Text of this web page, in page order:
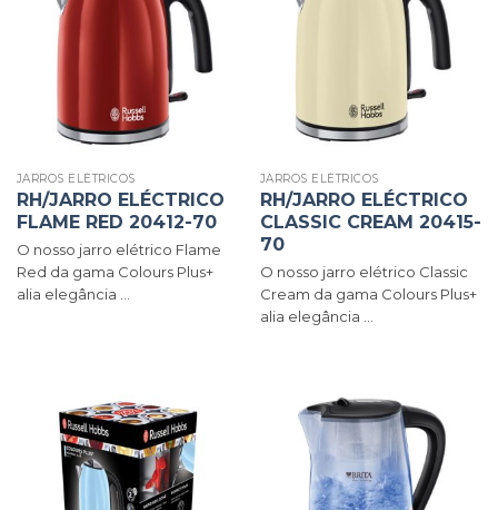
JARROS ELÉTRICOS
RH/JARRO ELÉCTRICO
FLAME RED 20412-70
O nosso jarro elétrico Flame
Red da gama Colours Plus+
alia elegância ...
JARROS ELÉTRICOS
RH/JARRO ELÉCTRICO
CLASSIC CREAM 20415-
70
O nosso jarro elétrico Classic
Cream da gama Colours Plus+
alia elegância ...